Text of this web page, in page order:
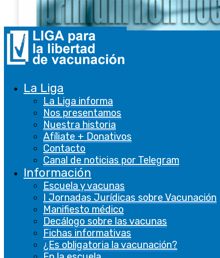
La Liga
La Liga informa
Nos presentamos
Nuestra historia
Afíliate + Donativos
Contacto
Canal de noticias por Telegram
Información
Escuela y vacunas
I Jornadas Jurídicas sobre Vacunación
Manifiesto médico
Decálogo sobre las vacunas
Fichas informativas
¿Es obligatoria la vacunación?